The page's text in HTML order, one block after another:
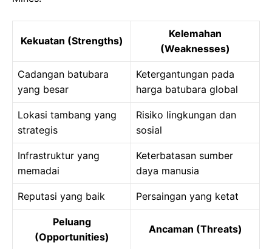
Kekuatan (Strengths)
Kelemahan
(Weaknesses)
Cadangan batubara
yang besar
Ketergantungan pada
harga batubara global
Lokasi tambang yang
strategis
Risiko lingkungan dan
sosial
Infrastruktur yang
memadai
Keterbatasan sumber
daya manusia
Reputasi yang baik Persaingan yang ketat
Peluang
(Opportunities)
Ancaman (Threats)